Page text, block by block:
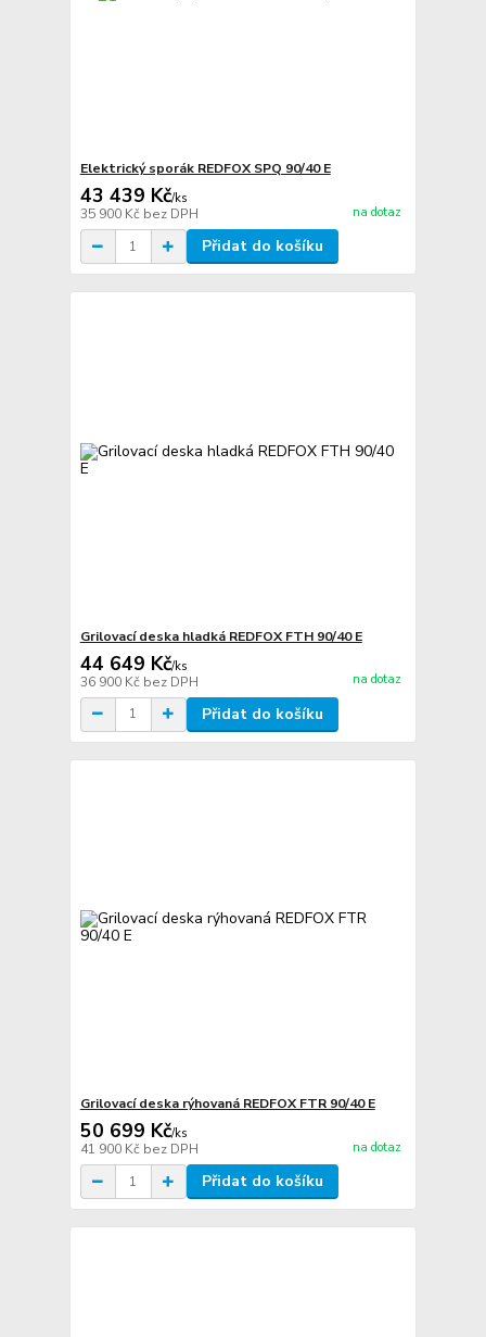
Elektrický sporák REDFOX SPQ 90/40 E
43 439 Kč/ks
35 900 Kč bez DPH na dotaz
Přidat do košíku
Grilovací deska hladká REDFOX FTH 90/40 E
44 649 Kč/ks
36 900 Kč bez DPH na dotaz
Přidat do košíku
Grilovací deska rýhovaná REDFOX FTR 90/40 E
50 699 Kč/ks
41 900 Kč bez DPH na dotaz
Přidat do košíku